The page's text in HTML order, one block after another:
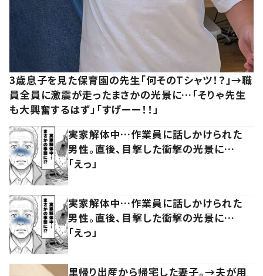
3歳息子を見た保育園の先生「何そのTシャツ！？」→職
員全員に激震が走ったまさかの光景に…「そりゃ先生
も大興奮するはず」「すげーー！！」
実家解体中…作業員に話しかけられた
男性。直後、目撃した衝撃の光景に…
「えっ」
実家解体中…作業員に話しかけられた
男性。直後、目撃した衝撃の光景に…
「えっ」
里帰り出産から帰宅した妻子。→夫が用